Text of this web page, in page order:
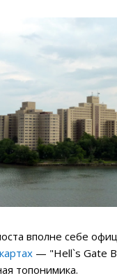
вполне себе
— "Hell`s Gate
топонимика.